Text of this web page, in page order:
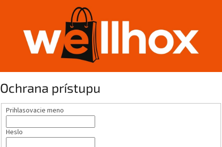
Ochrana prístupu
Prihlasovacie meno
Heslo